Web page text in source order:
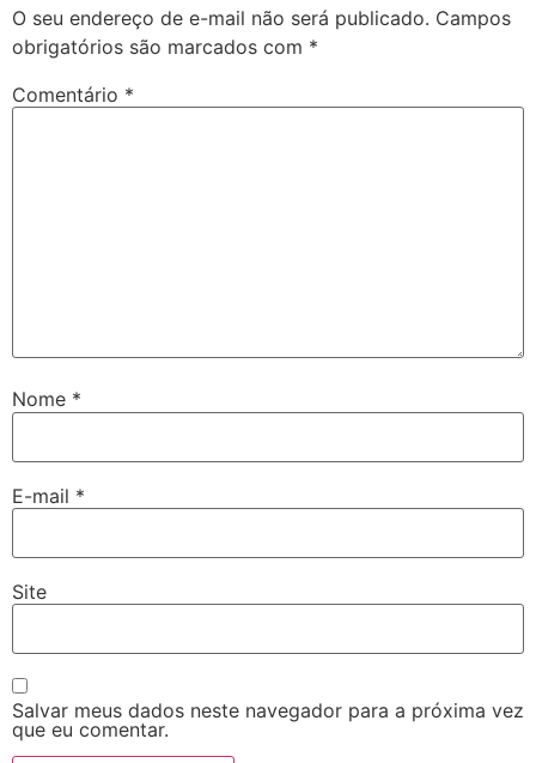
O seu endereço de e-mail não será publicado. Campos
obrigatórios são marcados com *
Comentário *
Nome *
E-mail *
Site
Salvar meus dados neste navegador para a próxima vez
que eu comentar.